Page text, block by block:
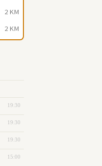
2 KM
2 KM
, Utrecht
19:30
19:30
19:30
15:00